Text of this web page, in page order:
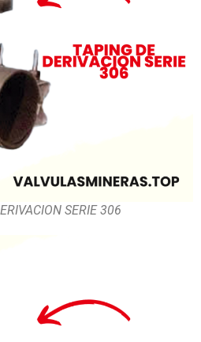
SERIE 306